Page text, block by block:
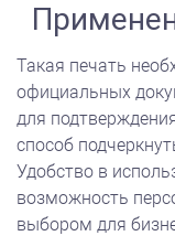
Такая печать
официальных
для
способ
Удобство в
возможность
выбором для